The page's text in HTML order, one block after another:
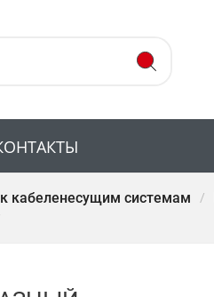
кабеленесущим системам